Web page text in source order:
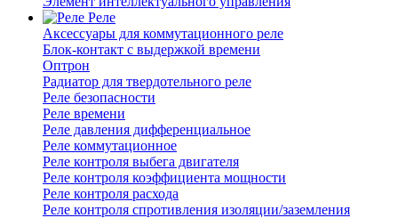
Реле
Аксессуары для коммутационного реле
Блок-контакт с выдержкой времени
Оптрон
Радиатор для твердотельного реле
Реле безопасности
Реле времени
Реле давления дифференциальное
Реле коммутационное
Реле контроля выбега двигателя
Реле контроля коэффициента мощности
Реле контроля расхода
Реле контроля спротивления изоляции/заземления